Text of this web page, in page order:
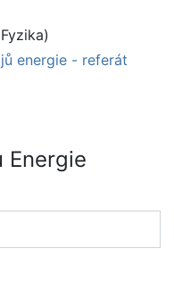
energie - referát
Energie